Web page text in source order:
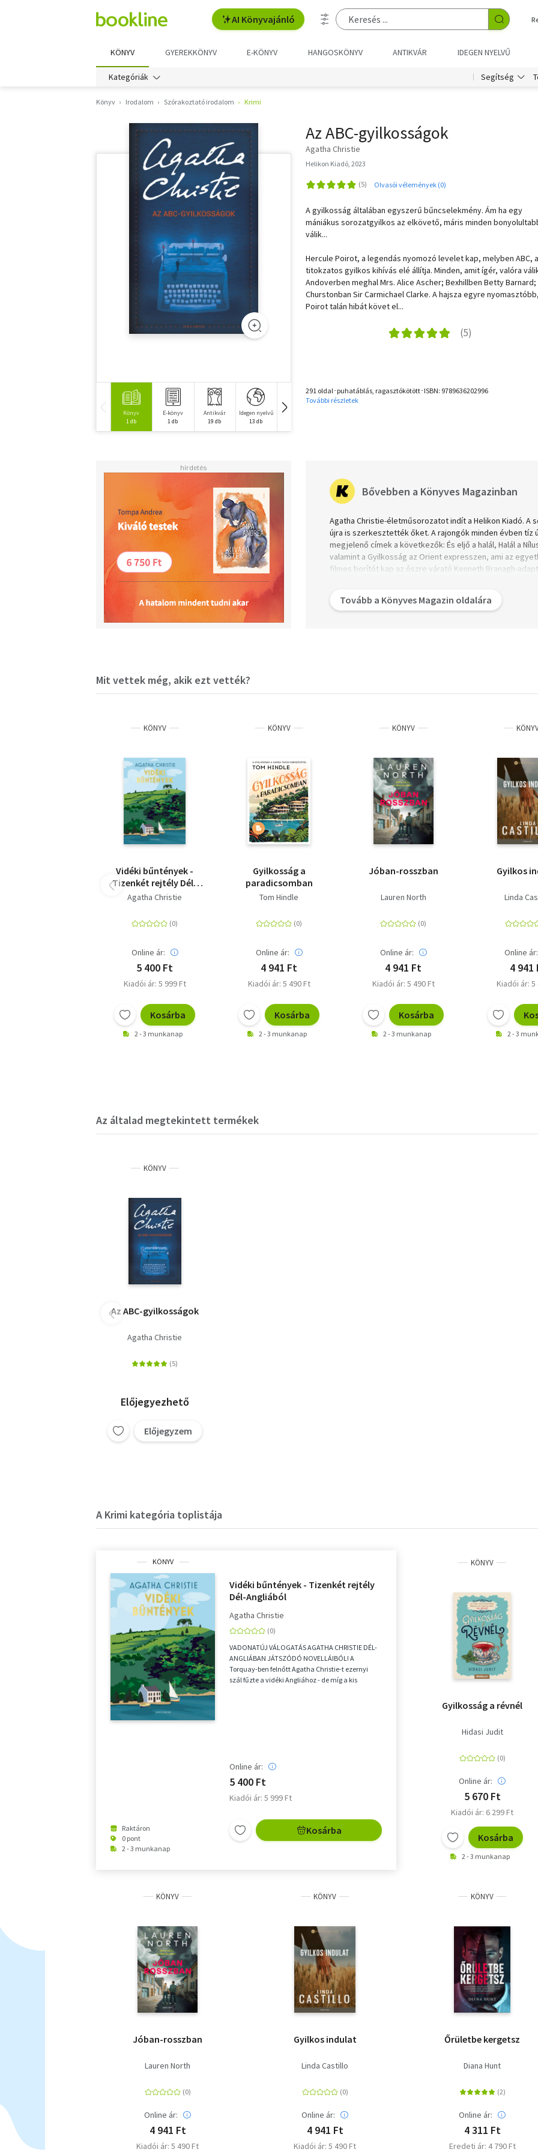
AI Könyvajánló
KÖNYV GYEREKKÖNYV E-KÖNYV HANGOSKÖNYV ANTIKVÁR IDEGEN NYELVŰ
Kategóriák Segítség
Könyv Irodalom Szórakoztató irodalom Krimi
Könyv
1 db
E-könyv
1 db
Antikvár
19 db
Idegen nyelvű
13 db
Az ABC-gyilkosságok
Agatha Christie
Helikon Kiadó, 2023
Olvasói vélemények (0)
A gyilkosság általában egyszerű bűncselekmény. Ám ha egy
mániákus sorozatgyilkos az elkövető, máris minden
válik...
Hercule Poirot, a legendás nyomozó levelet kap, melyben ABC, a
titokzatos gyilkos kihívás elé állítja. Minden, amit ígér, valóra
Andoverben meghal Mrs. Alice Ascher; Bexhillben Betty Barnard;
Churstonban Sir Carmichael Clarke. A hajsza egyre
Poirot talán hibát követ el...
291 oldal･puhatáblás, ragasztókötött･ISBN: 9789636202996
További részletek
Bővebben a Könyves Magazinban
Agatha Christie-életműsorozatot indít a Helikon Kiadó.
újra is szerkesztették őket. A rajongók minden évben tíz
megjelenő címek a következők: És eljő a halál, Halál a
valamint a Gyilkosság az Orient expresszen, ami az
filmes borítót kap az őszre várató Kenneth Branagh-
Tovább a Könyves Magazin oldalára
Mit vettek még, akik ezt vették?
KÖNYV
Vidéki bűntények -
Tizenkét rejtély Dél-
Angliából
Agatha Christie
Online ár:
5 400 Ft
Kiadói ár: 5 999 Ft
Kosárba
2 - 3 munkanap
KÖNYV
Gyilkosság a
paradicsomban
Tom Hindle
Online ár:
4 941 Ft
Kiadói ár: 5 490 Ft
Kosárba
2 - 3 munkanap
KÖNYV
Jóban-rosszban
Lauren North
Online ár:
4 941 Ft
Kiadói ár: 5 490 Ft
Kosárba
2 - 3 munkanap
Gyilkos
Linda
Online ár:
4 941
Kiadói ár: 5
2 - 3
Az általad megtekintett termékek
KÖNYV
Az ABC-gyilkosságok
Agatha Christie
Előjegyezhető
Előjegyzem
A Krimi kategória toplistája
KÖNYV
Raktáron
0 pont
2 - 3 munkanap
Vidéki bűntények - Tizenkét rejtély
Dél-Angliából
Agatha Christie
VADONATÚJ VÁLOGATÁS AGATHA CHRISTIE DÉL-
ANGLIÁBAN JÁTSZÓDÓ NOVELLÁIBÓL! A
Torquay-ben felnőtt Agatha Christie-t ezernyi
szál fűzte a vidéki Angliához - de míg a kis
Online ár:
5 400 Ft
Kiadói ár: 5 999 Ft
Kosárba
KÖNYV
Gyilkosság a révnél
Hidasi Judit
Online ár:
5 670 Ft
Kiadói ár: 6 299 Ft
Kosárba
2 - 3 munkanap
KÖNYV
Jóban-rosszban
Lauren North
Online ár:
4 941 Ft
Kiadói ár: 5 490 Ft
KÖNYV
Gyilkos indulat
Linda Castillo
Online ár:
4 941 Ft
Kiadói ár: 5 490 Ft
KÖNYV
Őrületbe kergetsz
Diana Hunt
Online ár:
4 311 Ft
Eredeti ár: 4 790 Ft